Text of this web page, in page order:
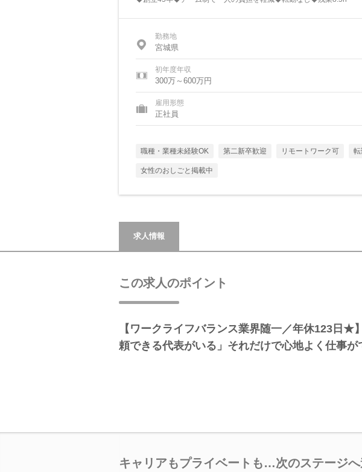
勤務地
宮城県
初年度年収
300万～600万円
雇用形態
正社員
職種・業種未経験OK 第二新卒歓迎 リモートワーク可 転
女性のおしごと掲載中
求人情報
この求人のポイント
【ワークライフバランス業界随一／年休123日★
頼できる代表がいる」それだけで心地よく仕事が
キャリアもプライベートも…次のステージ